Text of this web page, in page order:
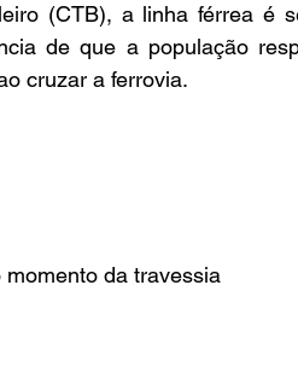
(CTB), a linha férrea é
de que a população
cruzar a ferrovia.
da travessia